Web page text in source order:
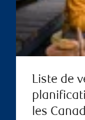
Liste de
les